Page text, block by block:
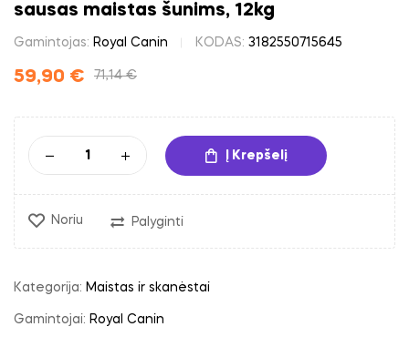
sausas maistas šunims, 12kg
Gamintojas: Royal Canin KODAS: 3182550715645
71,14€
59,90 €
Į Krepšelį
Noriu Palyginti
Kategorija: Maistas ir skanėstai
Gamintojai: Royal Canin